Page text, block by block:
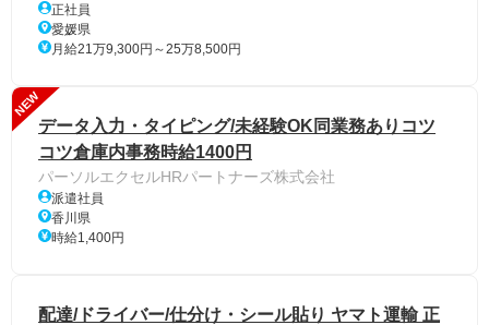
正社員
愛媛県
月給21万9,300円～25万8,500円
NEW
データ入力・タイピング/未経験OK同業務ありコツ
コツ倉庫内事務時給1400円
パーソルエクセルHRパートナーズ株式会社
派遣社員
香川県
時給1,400円
配達/ドライバー/仕分け・シール貼り ヤマト運輸 正